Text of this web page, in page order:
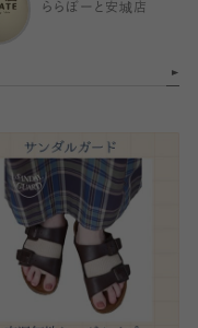
ららぽーと安城店